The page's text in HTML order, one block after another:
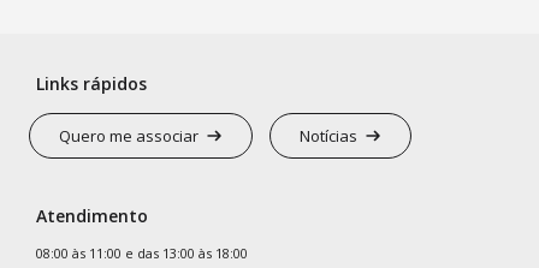
Links rápidos
Quero me associar Notícias
Atendimento
08:00 às 11:00 e das 13:00 às 18:00